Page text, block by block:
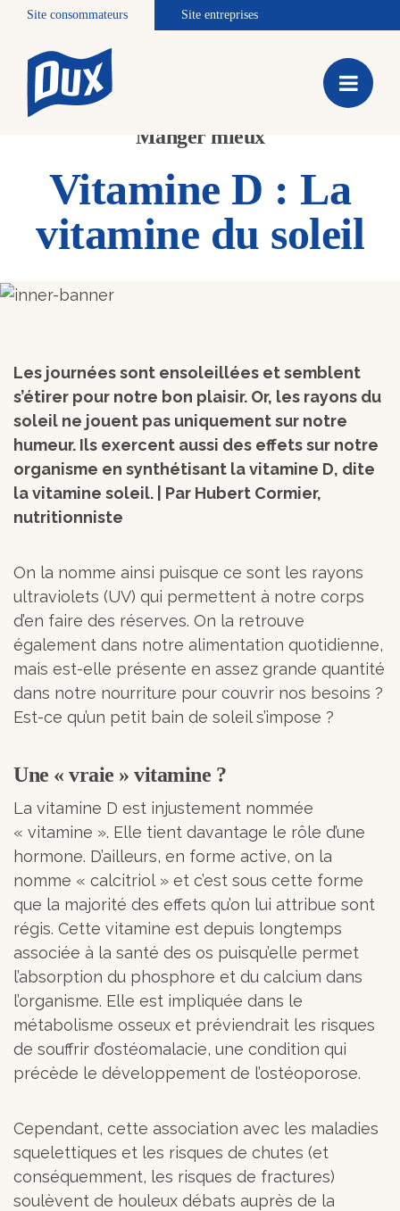
Site consommateurs Site entreprises
Manger mieux
Vitamine D : La
vitamine du soleil
Les journées sont ensoleillées et semblent
s’étirer pour notre bon plaisir. Or, les rayons du
soleil ne jouent pas uniquement sur notre
humeur. Ils exercent aussi des effets sur notre
organisme en synthétisant la vitamine D, dite
la vitamine soleil. | Par Hubert Cormier,
nutritionniste
On la nomme ainsi puisque ce sont les rayons
ultraviolets (UV) qui permettent à notre corps
d’en faire des réserves. On la retrouve
également dans notre alimentation quotidienne,
mais est-elle présente en assez grande quantité
dans notre nourriture pour couvrir nos besoins ?
Est-ce qu’un petit bain de soleil s’impose ?
Une « vraie » vitamine ?
La vitamine D est injustement nommée
« vitamine ». Elle tient davantage le rôle d’une
hormone. D’ailleurs, en forme active, on la
nomme « calcitriol » et c’est sous cette forme
que la majorité des effets qu’on lui attribue sont
régis. Cette vitamine est depuis longtemps
associée à la santé des os puisqu’elle permet
l’absorption du phosphore et du calcium dans
l’organisme. Elle est impliquée dans le
métabolisme osseux et préviendrait les risques
de souffrir d’ostéomalacie, une condition qui
précède le développement de l’ostéoporose.
Cependant, cette association avec les maladies
squelettiques et les risques de chutes (et
conséquemment, les risques de fractures)
soulèvent de houleux débats auprès de la